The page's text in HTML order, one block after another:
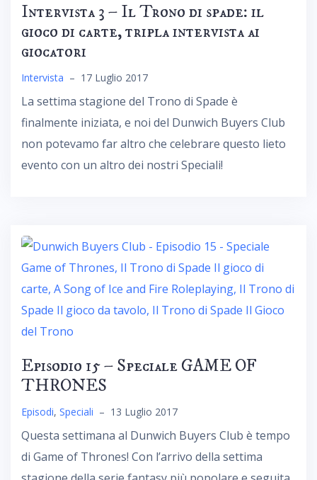
Intervista 3 – Il Trono di spade: il
gioco di carte, tripla intervista ai
giocatori
Intervista – 17 Luglio 2017
La settima stagione del Trono di Spade è
finalmente iniziata, e noi del Dunwich Buyers Club
non potevamo far altro che celebrare questo lieto
evento con un altro dei nostri Speciali!
Episodio 15 – Speciale GAME OF
THRONES
Episodi, Speciali – 13 Luglio 2017
Questa settimana al Dunwich Buyers Club è tempo
di Game of Thrones! Con l’arrivo della settima